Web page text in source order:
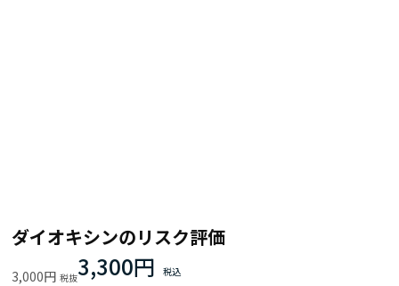
ダイオキシンのリスク評価
3,000円 3,300円